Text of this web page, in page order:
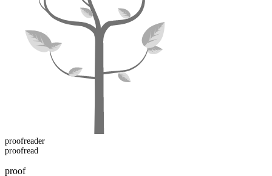
proofreader
proofread
proof